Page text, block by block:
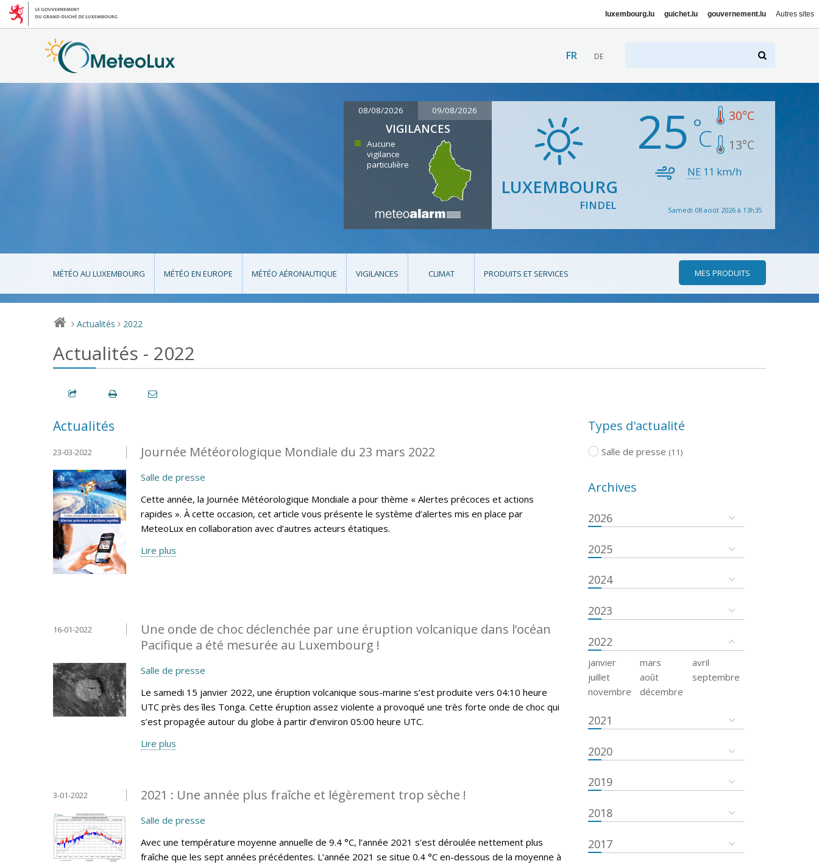
luxembourg.lu guichet.lu gouvernement.lu Autres sites
FR DE
08/08/2026 09/08/2026
VIGILANCES
Aucune
vigilance
particulière
LUXEMBOURG
FINDEL
25 30°C
13°C
NE 11 km/h
Samedi 08 août 2026 à 13h35
MÉTÉO AU LUXEMBOURG MÉTÉO EN EUROPE MÉTÉO AÉRONAUTIQUE VIGILANCES CLIMAT PRODUITS ET SERVICES MES PRODUITS
> Actualités > 2022
Actualités - 2022
Actualités
Journée Météorologique Mondiale du 23 mars 2022
23-03-2022
Salle de presse
Cette année, la Journée Météorologique Mondiale a pour thème « Alertes précoces et actions
rapides ». À cette occasion, cet article vous présente le système d’alertes mis en place par
MeteoLux en collaboration avec d’autres acteurs étatiques.
Lire plus
Une onde de choc déclenchée par une éruption volcanique dans l’océan
Pacifique a été mesurée au Luxembourg !
16-01-2022
Salle de presse
Le samedi 15 janvier 2022, une éruption volcanique sous-marine s’est produite vers 04:10 heure
UTC près des îles Tonga. Cette éruption assez violente a provoqué une très forte onde de choc qui
s’est propagée autour du globe à partir d’environ 05:00 heure UTC.
Lire plus
2021 : Une année plus fraîche et légèrement trop sèche !
3-01-2022
Salle de presse
Avec une température moyenne annuelle de 9.4 °C, l’année 2021 s’est déroulée nettement plus
fraîche que les sept années précédentes. L’année 2021 se situe 0.4 °C en-dessous de la moyenne à
Types d'actualité
Salle de presse (11)
Archives
2026
2025
2024
2023
2022
janvier mars
avril
juillet
août
septembre
novembre
décembre
2021
2020
2019
2018
2017